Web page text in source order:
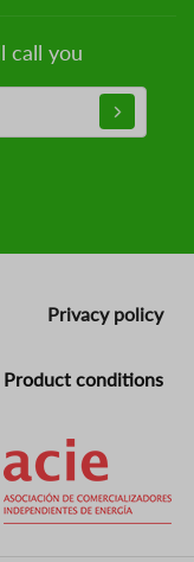
call you
Privacy policy
Product conditions